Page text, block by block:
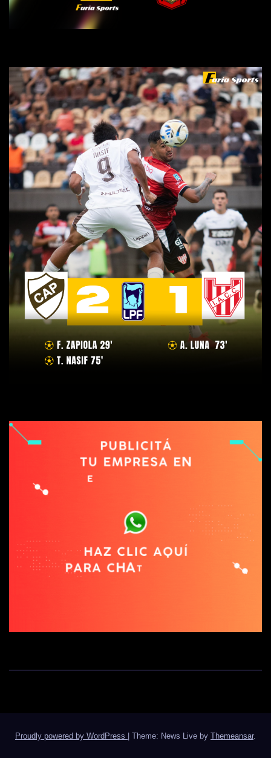
Proudly powered by WordPress Theme: News Live by Themeansar.